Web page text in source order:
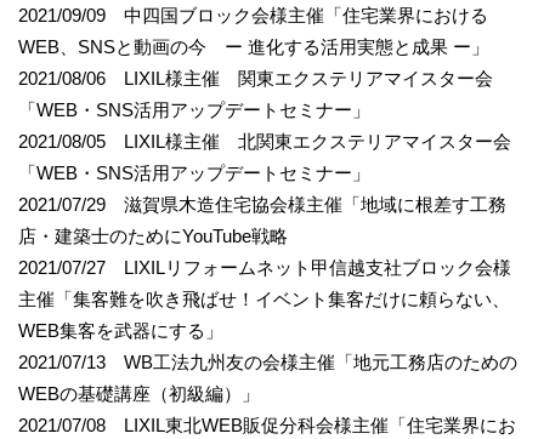
2021/09/09 中四国ブロック会様主催「住宅業界における
WEB、SNSと動画の今 ー 進化する活用実態と成果 ー」
2021/08/06 LIXIL様主催 関東エクステリアマイスター会
「WEB・SNS活用アップデートセミナー」
2021/08/05 LIXIL様主催 北関東エクステリアマイスター会
「WEB・SNS活用アップデートセミナー」
2021/07/29 滋賀県木造住宅協会様主催「地域に根差す工務
店・建築士のためにYouTube戦略
2021/07/27 LIXILリフォームネット甲信越支社ブロック会様
主催「集客難を吹き飛ばせ！イベント集客だけに頼らない、
WEB集客を武器にする」
2021/07/13 WB工法九州友の会様主催「地元工務店のための
WEBの基礎講座（初級編）」
2021/07/08 LIXIL東北WEB販促分科会様主催「住宅業界にお